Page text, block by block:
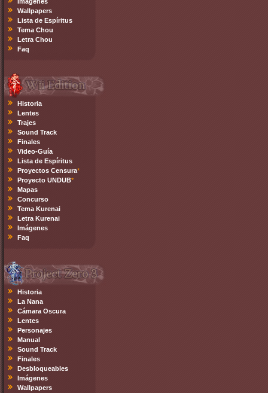
Wallpapers
Lista de Espíritus
Tema Chou
Letra Chou
Faq
Historia
Lentes
Trajes
Sound Track
Finales
Video-Guía
Lista de Espíritus
Proyectos Censura*
Proyecto UNDUB*
Mapas
Concurso
Tema Kurenai
Letra Kurenai
Imágenes
Faq
Historia
La Nana
Cámara Oscura
Lentes
Personajes
Manual
Sound Track
Finales
Desbloqueables
Imágenes
Wallpapers